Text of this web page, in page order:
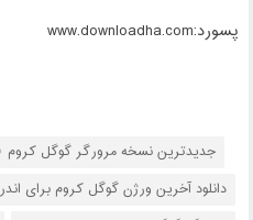
پسورد:www.downloadha.com
جدیدترین نسخه مرورگر گوگل کروم
دانلود آخرین ورژن گوگل کروم برای